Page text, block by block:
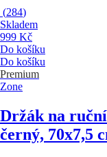
(284)
Skladem
999 Kč
Do košíku
Do košíku
Premium
Zone
Držák na
černý, 70x7,5